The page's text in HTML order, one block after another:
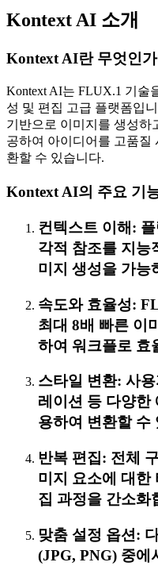
Kontext AI 소개
Kontext AI란 무엇인
Kontext AI는 FLUX.1 기술
성 및 편집 고급 플랫폼입
기반으로 이미지를 생성하
공하여 아이디어를 고품질
환할 수 있습니다.
Kontext AI의 주요 기
컨텍스트 이해:
각적 참조를 지능
미지 생성을 가능
속도와 효율성:
최대 8배 빠른 이
하여 워크플로 효
스타일 변환: 사
레이션 등 다양한
용하여 변환할 수
반복 편집: 전체
미지 요소에 대한
집 과정을 간소화
맞춤 설정 옵션:
(JPG, PNG) 중에